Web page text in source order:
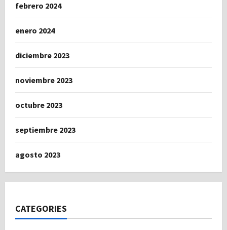
febrero 2024
enero 2024
diciembre 2023
noviembre 2023
octubre 2023
septiembre 2023
agosto 2023
CATEGORIES